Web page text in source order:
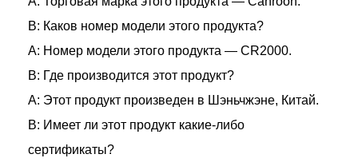
В: Каков номер модели этого продукта?
A: Номер модели этого продукта — CR2000.
В: Где производится этот продукт?
A: Этот продукт произведен в Шэньчжэне, Китай.
В: Имеет ли этот продукт какие-либо
сертификаты?